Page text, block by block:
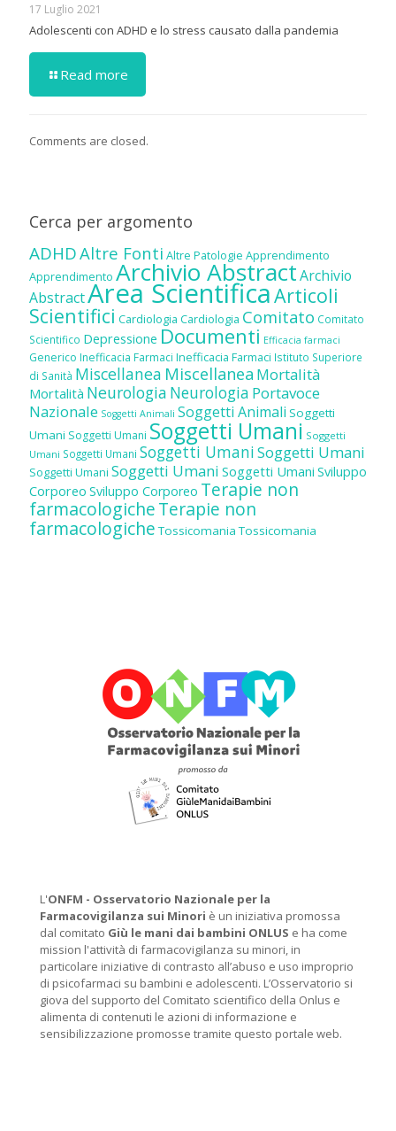
17 Luglio 2021
Adolescenti con ADHD e lo stress causato dalla pandemia
Read more
Comments are closed.
Cerca per argomento
ADHDAltre Fonti Altre Patologie Apprendimento
Apprendimento Archivio AbstractArchivio
AbstractArea ScientificaArticoli
Scientifici Cardiologia Cardiologia Comitato Comitato
Scientifico Depressione Documenti Efficacia farmaci
Generico Inefficacia Farmaci Inefficacia Farmaci Istituto Superiore
di Sanità Miscellanea Miscellanea Mortalità
Mortalità Neurologia Neurologia Portavoce
Nazionale Soggetti Animali Soggetti Animali Soggetti
Umani Soggetti Umani Soggetti Umani Soggetti
Umani Soggetti Umani Soggetti UmaniSoggetti Umani
Soggetti Umani Soggetti Umani Soggetti Umani Sviluppo
Corporeo Sviluppo Corporeo Terapie non
farmacologicheTerapie non
farmacologiche Tossicomania Tossicomania
L'ONFM - Osservatorio Nazionale per la
Farmacovigilanza sui Minori è un iniziativa promossa
dal comitato Giù le mani dai bambini ONLUS e ha come
mission l'attività di farmacovigilanza su minori, in
particolare iniziative di contrasto all’abuso e uso improprio
di psicofarmaci su bambini e adolescenti. L’Osservatorio si
giova del supporto del Comitato scientifico della Onlus e
alimenta di contenuti le azioni di informazione e
sensibilizzazione promosse tramite questo portale web.